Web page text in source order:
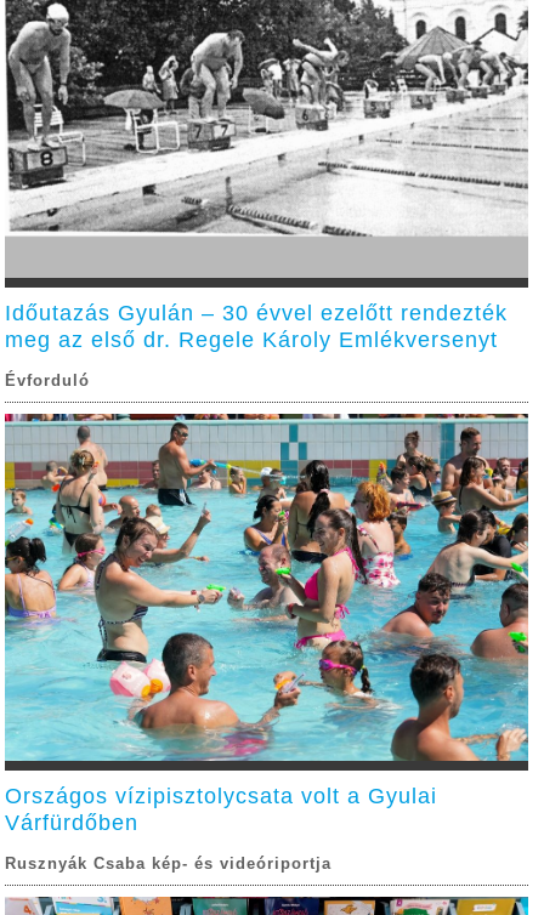
Időutazás Gyulán – 30 évvel ezelőtt rendezték
meg az első dr. Regele Károly Emlékversenyt
Évforduló
Országos vízipisztolycsata volt a Gyulai
Várfürdőben
Rusznyák Csaba kép- és videóriportja